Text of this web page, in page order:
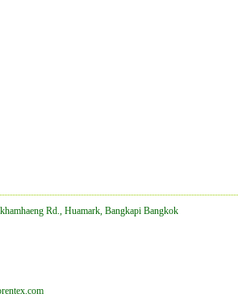
Rd., Huamark, Bangkapi Bangkok